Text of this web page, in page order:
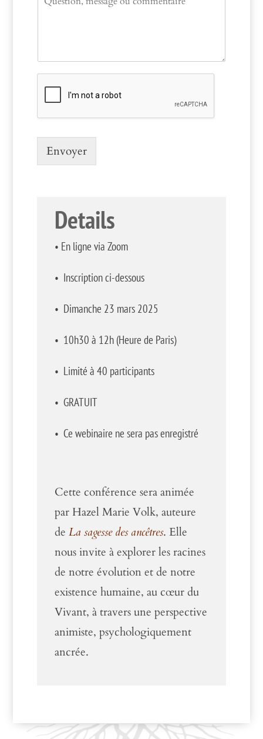
o
M
e
s
Envoyer
Details
• En ligne via Zoom
• Inscription ci-dessous
• Dimanche 23 mars 2025
• 10h30 à 12h (Heure de Paris)
• Limité à 40 participants
• GRATUIT
• Ce webinaire ne sera pas enregistré
Cette conférence sera animée
par Hazel Marie Volk, auteure
de La sagesse des ancêtres. Elle
nous invite à explorer les racines
de notre évolution et de notre
existence humaine, au cœur du
Vivant, à travers une perspective
animiste, psychologiquement
ancrée.